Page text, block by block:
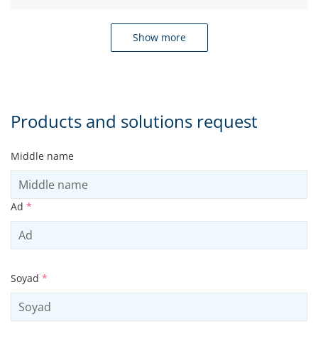
Show more
Products and solutions request
Middle name
Ad *
Soyad *